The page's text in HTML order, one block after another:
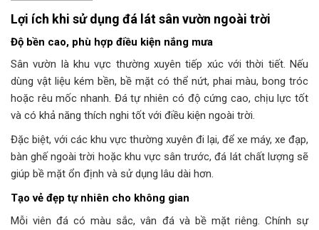
Lợi ích khi sử dụng đá lát sân vườn ngoài trời
Độ bền cao, phù hợp điều kiện nắng mưa
Sân vườn là khu vực thường xuyên tiếp xúc với thời tiết. Nếu
dùng vật liệu kém bền, bề mặt có thể nứt, phai màu, bong tróc
hoặc rêu mốc nhanh. Đá tự nhiên có độ cứng cao, chịu lực tốt
và có khả năng thích nghi tốt với điều kiện ngoài trời.
Đặc biệt, với các khu vực thường xuyên đi lại, để xe máy, xe đạp,
bàn ghế ngoài trời hoặc khu vực sân trước, đá lát chất lượng sẽ
giúp bề mặt ổn định và sử dụng lâu dài hơn.
Tạo vẻ đẹp tự nhiên cho không gian
Mỗi viên đá có màu sắc, vân đá và bề mặt riêng. Chính sự